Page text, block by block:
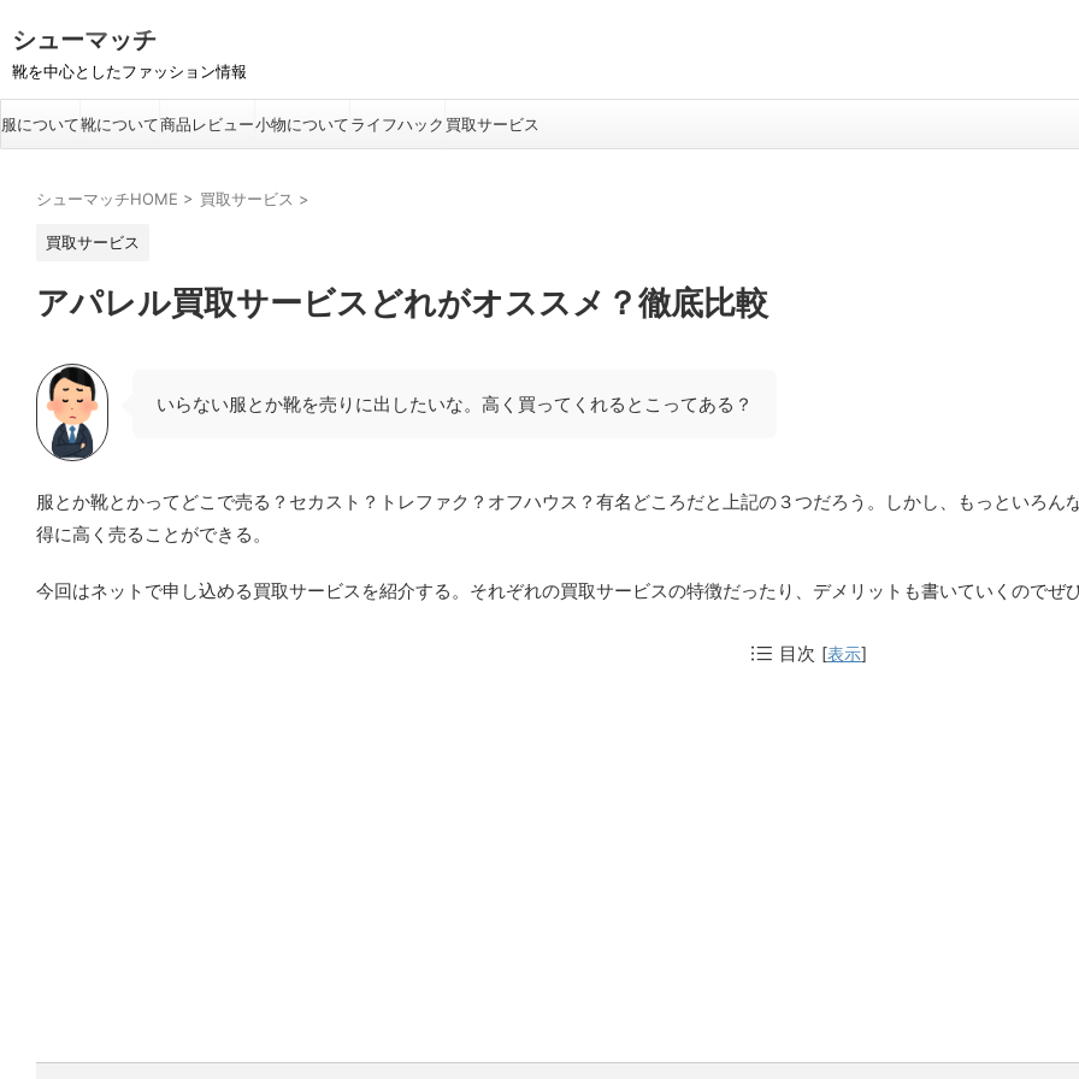
シューマッチ
靴を中心としたファッション情報
服について靴について商品レビュー小物についてライフハック 買取サービス
シューマッチHOME > 買取サービス >
買取サービス
アパレル買取サービスどれがオススメ？徹底比較
いらない服とか靴を売りに出したいな。高く買ってくれるとこってある？
服とか靴とかってどこで売る？セカスト？トレファク？オフハウス？有名どころだと上記の３つだろう。しかし、もっといろ
得に高く売ることができる。
今回はネットで申し込める買取サービスを紹介する。それぞれの買取サービスの特徴だったり、デメリットも書いていくのでぜ
目次 [表示]